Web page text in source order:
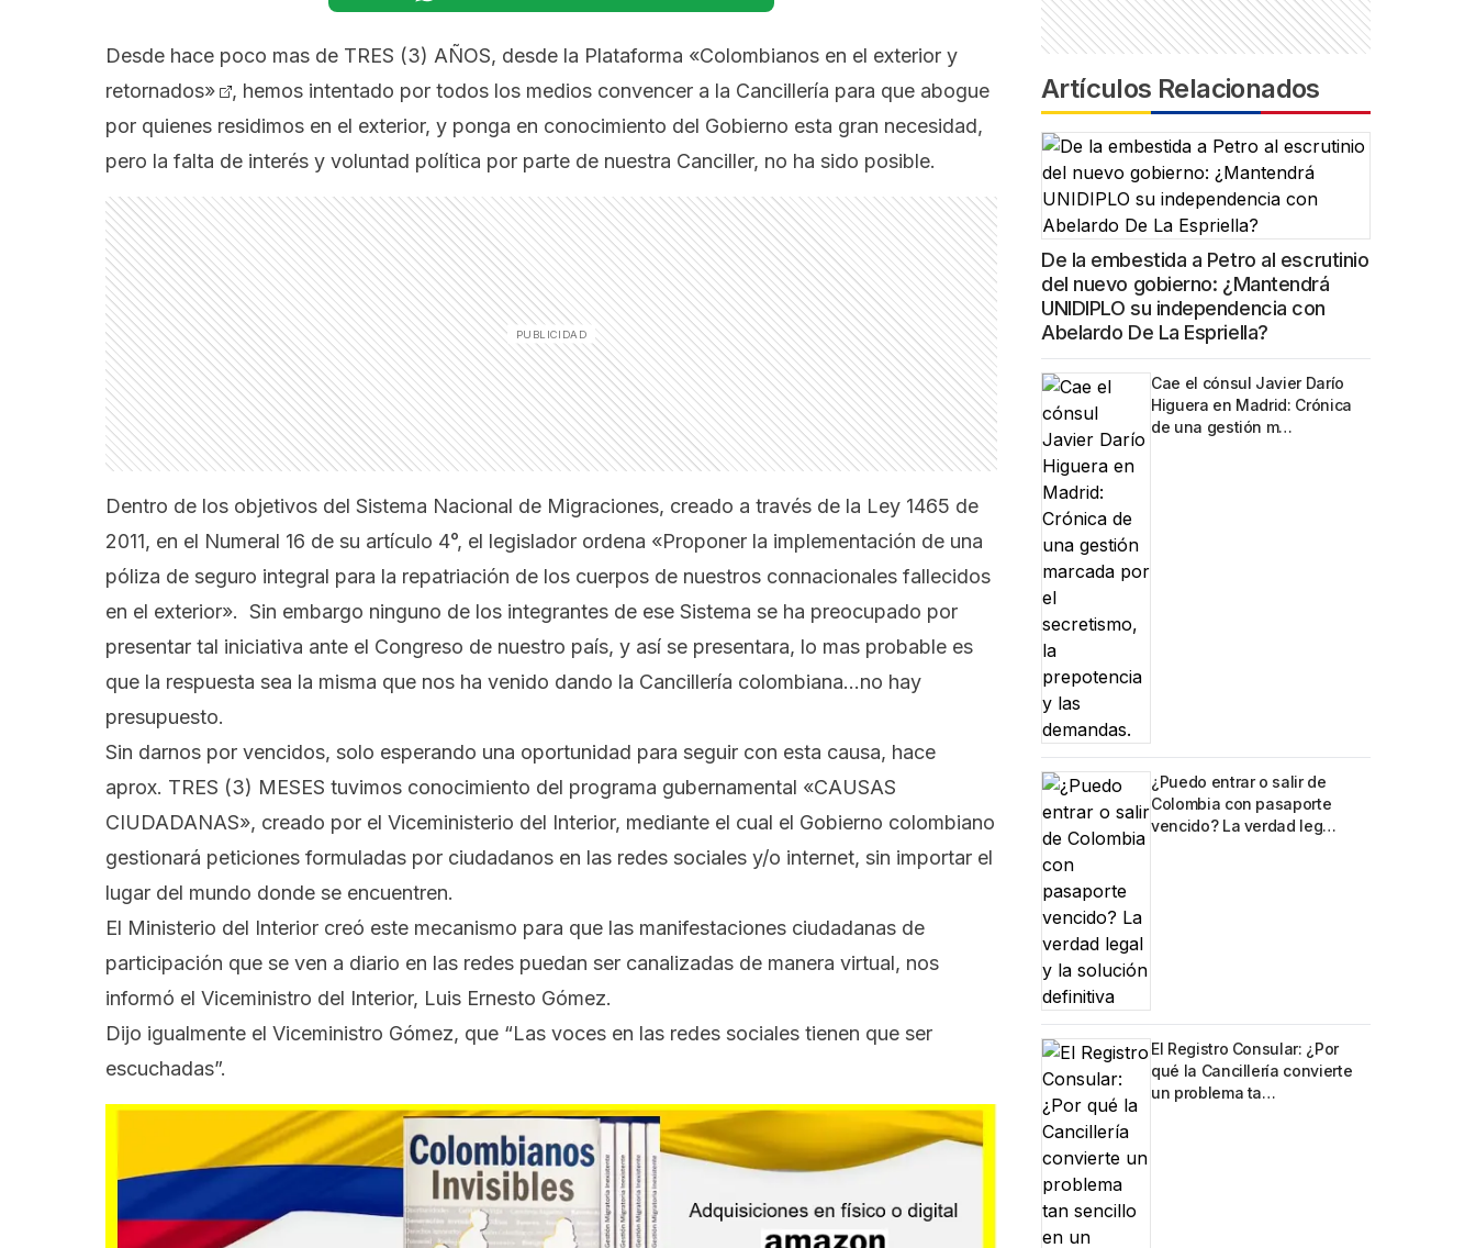
Desde hace poco mas de TRES (3) AÑOS, desde la Plataforma «Colombianos en el exterior y
retornados»
, hemos intentado por todos los medios convencer a la Cancillería para que abogue
por quienes residimos en el exterior, y ponga en conocimiento del Gobierno esta gran necesidad,
pero la falta de interés y voluntad política por parte de nuestra Canciller, no ha sido posible.
Dentro de los objetivos del Sistema Nacional de Migraciones, creado a través de la Ley 1465 de
2011, en el Numeral 16 de su artículo 4°, el legislador ordena «Proponer la implementación de una
póliza de seguro integral para la repatriación de los cuerpos de nuestros connacionales fallecidos
en el exterior». Sin embargo ninguno de los integrantes de ese Sistema se ha preocupado por
presentar tal iniciativa ante el Congreso de nuestro país, y así se presentara, lo mas probable es
que la respuesta sea la misma que nos ha venido dando la Cancillería colombiana…no hay
presupuesto.
Sin darnos por vencidos, solo esperando una oportunidad para seguir con esta causa, hace
aprox. TRES (3) MESES tuvimos conocimiento del programa gubernamental «CAUSAS
CIUDADANAS», creado por el Viceministerio del Interior, mediante el cual el Gobierno colombiano
gestionará peticiones formuladas por ciudadanos en las redes sociales y/o internet, sin importar el
lugar del mundo donde se encuentren.
El Ministerio del Interior creó este mecanismo para que las manifestaciones ciudadanas de
participación que se ven a diario en las redes puedan ser canalizadas de manera virtual, nos
informó el Viceministro del Interior, Luis Ernesto Gómez.
Dijo igualmente el Viceministro Gómez, que “Las voces en las redes sociales tienen que ser
escuchadas”.
Artículos Relacionados
De la embestida a Petro al escrutinio
del nuevo gobierno: ¿Mantendrá
UNIDIPLO su independencia con
Abelardo De La Espriella?
Cae el cónsul Javier Darío
Higuera en Madrid: Crónica
de una gestión m…
¿Puedo entrar o salir de
Colombia con pasaporte
vencido? La verdad leg…
El Registro Consular: ¿Por
qué la Cancillería convierte
un problema ta…